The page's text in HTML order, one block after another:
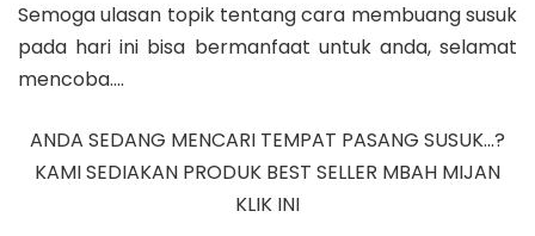
Semoga ulasan topik tentang cara membuang susuk
pada hari ini bisa bermanfaat untuk anda, selamat
mencoba….
ANDA SEDANG MENCARI TEMPAT PASANG SUSUK…?
KAMI SEDIAKAN PRODUK BEST SELLER MBAH MIJAN
KLIK INI